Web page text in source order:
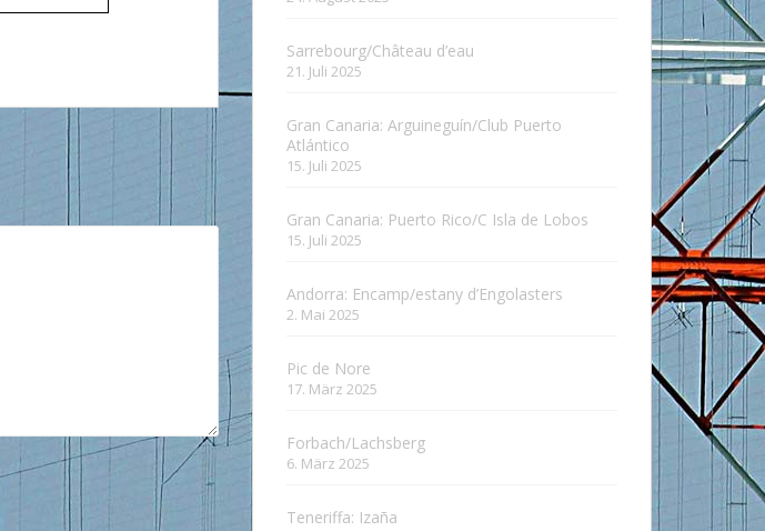
Sarrebourg/Château d’eau
21. Juli 2025
Gran Canaria: Arguineguín/Club Puerto
Atlántico
15. Juli 2025
Gran Canaria: Puerto Rico/C Isla de Lobos
15. Juli 2025
Andorra: Encamp/estany d’Engolasters
2. Mai 2025
Pic de Nore
17. März 2025
Forbach/Lachsberg
6. März 2025
Teneriffa: Izaña